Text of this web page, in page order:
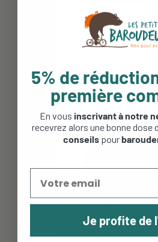
Poster Discovery
stickers -
16,90 €
5% de
première
En vous inscrivant à notre
recevrez alors une bonne dose
conseils pour
Je profite de